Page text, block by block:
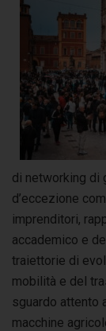
di networking di
d’eccezione
imprenditori,
accademico e
traiettorie di
mobilità e del
sguardo attento
macchine